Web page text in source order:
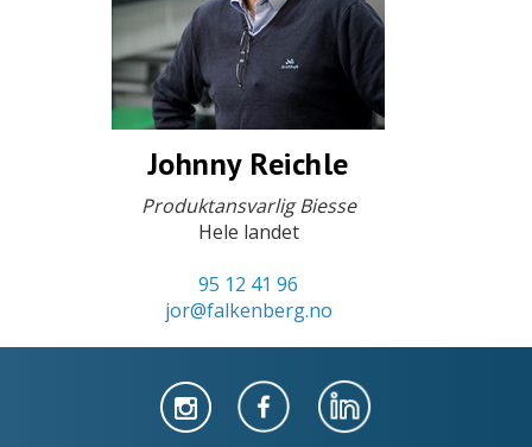
Johnny Reichle
Produktansvarlig Biesse
Hele landet
95 12 41 96
jor@falkenberg.no